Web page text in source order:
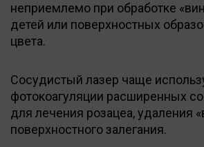
неприемлемо при обработке
детей или поверхностных
цвета.
Сосудистый лазер чаще
фотокоагуляции расширенных
для лечения розацеа, удаления
поверхностного залегания.